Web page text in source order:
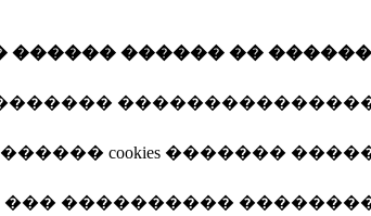
������ ������ �� ������
cookies �������
����������